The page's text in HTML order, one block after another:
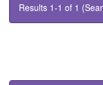
Results 1-1 of 1